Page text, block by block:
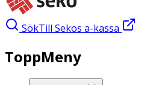
SökTill Sekos a-kassa
ToppMeny